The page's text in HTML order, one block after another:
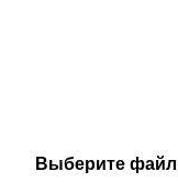
Выберите файл